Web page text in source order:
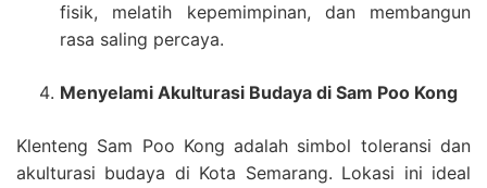
fisik, melatih kepemimpinan, dan membangun
rasa saling percaya.
Menyelami Akulturasi Budaya di Sam Poo Kong
Klenteng Sam Poo Kong adalah simbol toleransi dan
akulturasi budaya di Kota Semarang. Lokasi ini ideal